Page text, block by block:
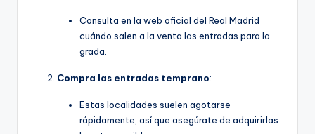
Consulta en la web oficial del Real Madrid
cuándo salen a la venta las entradas para la
grada.
Compra las entradas temprano:
Estas localidades suelen agotarse
rápidamente, así que asegúrate de adquirirlas